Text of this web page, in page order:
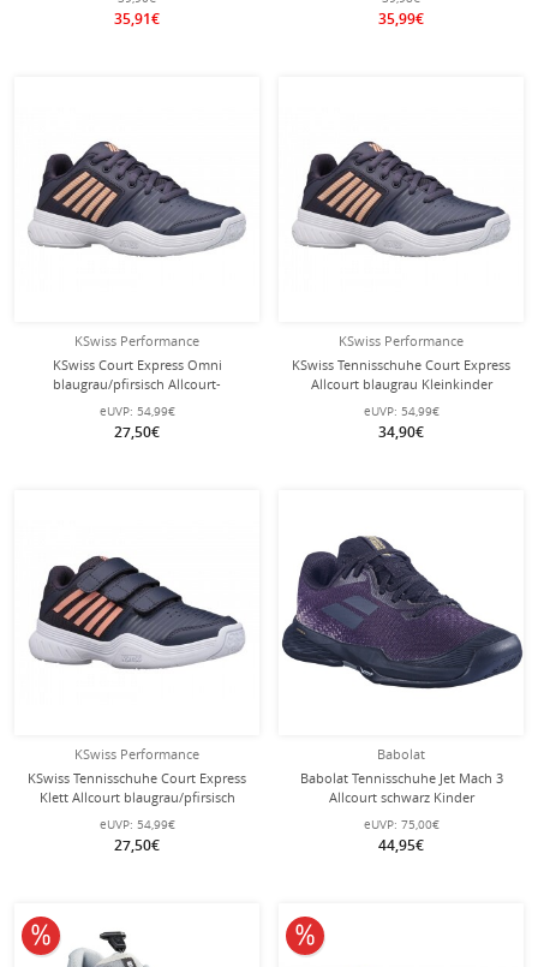
35,91€ 35,99€
KSwiss Performance
KSwiss Court Express Omni
blaugrau/pfirsisch Allcourt-
Tennisschuhe Kinder
eUVP: 54,99€
27,50€
KSwiss Performance
KSwiss Tennisschuhe Court Express
Allcourt blaugrau Kleinkinder
eUVP: 54,99€
34,90€
KSwiss Performance
KSwiss Tennisschuhe Court Express
Klett Allcourt blaugrau/pfirsisch
Kleinkinder
eUVP: 54,99€
27,50€
Babolat
Babolat Tennisschuhe Jet Mach 3
Allcourt schwarz Kinder
eUVP: 75,00€
44,95€
10% reduziert 10% reduziert